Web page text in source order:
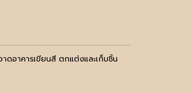
าดอาคารเขียนสี ตกแต่งและเก็บชิ้น